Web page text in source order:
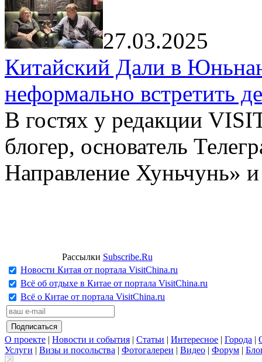
27.03.2025
Китайский Дали в
неформально встретить
В гостях у редакции
блогер, основатель
Направление Хуньчунь»
Рассылки Subscribe.Ru
Новости Китая от портала VisitChina.ru
Всё об отдыхе в Китае от портала VisitChina.ru
Всё о Китае от портала VisitChina.ru
О проекте | Новости и события | Статьи | Интересное | Города |
Услуги | Визы и посольства | Фотогалереи | Видео | Форум |